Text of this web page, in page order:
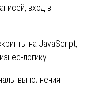
вход в
на JavaScript,
логику.
выполнения